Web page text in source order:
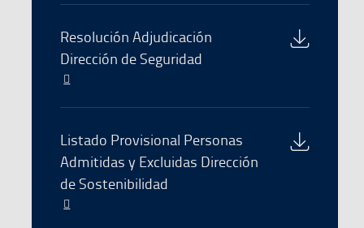
se
abre
en
una
nueva
Download
of
the
file
Resolución Adjudicación
Dirección de Seguridad
se
abre
en
una
nueva
Download
of
the
file
Listado Provisional Personas
Admitidas y Excluidas Dirección
de Sostenibilidad